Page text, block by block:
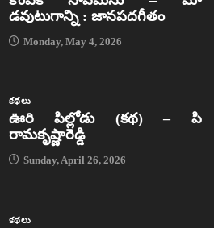
డవుటుగాన్ని : జానపదగీతం
Monday, May 4, 2026
కథలు
ఊరి పిల్లోడు (కథ) – పి
రామకృష్ణారెడ్డి
Sunday, April 26, 2026
కథలు